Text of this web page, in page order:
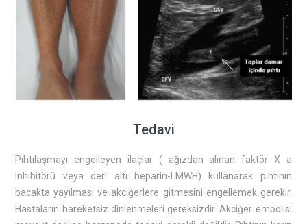
Tedavi
Pıhtılaşmayı engelleyen ilaçlar ( ağızdan alınan faktör X a
inhibitörü veya deri altı heparin-LMWH) kullanarak pıhtının
bacakta yayılması ve akciğerlere gitmesini engellemek gerekir.
Hastaların hareketsiz dinlenmeleri gereksizdir. Akciğer embolisi